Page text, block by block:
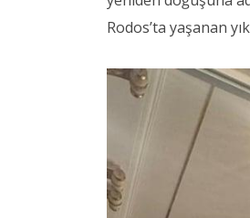
Rodos’ta yaşanan